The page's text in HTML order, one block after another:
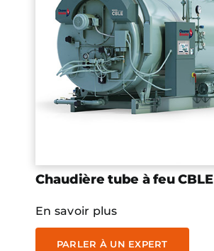
Chaudière tube à feu CBLE
En savoir plus
PARLER À UN EXPERT